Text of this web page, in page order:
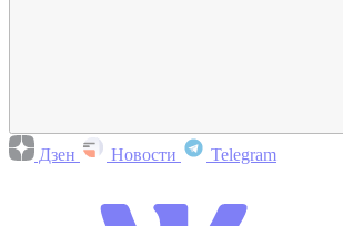
Дзен Новости Telegram